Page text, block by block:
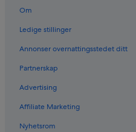
Om
Ledige stillinger
Annonser overnattingsstedet ditt
Partnerskap
Advertising
Affiliate Marketing
Nyhetsrom